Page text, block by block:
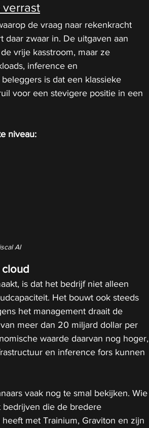
de vraag naar rekenkracht
daar zwaar in. De uitgaven aan
vrije kasstroom, maar ze
inference en
is dat een klassieke
voor een stevigere positie in een
niveau:
AI
is dat het bedrijf niet alleen
Het bouwt ook steeds
het management draait de
meer dan 20 miljard dollar per
waarde daarvan nog hoger,
en inference fors kunnen
vaak nog te smal bekijken. Wie
bedrijven die de bredere
met Trainium, Graviton en zijn